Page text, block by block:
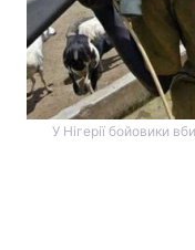
У Нігерії бойовики